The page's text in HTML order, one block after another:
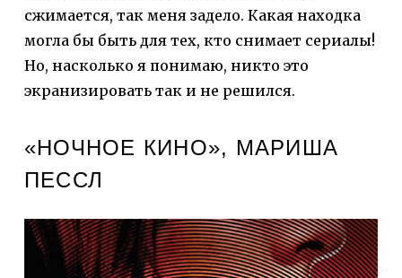
сжимается, так меня задело. Какая находка
могла бы быть для тех, кто снимает сериалы!
Но, насколько я понимаю, никто это
экранизировать так и не решился.
«НОЧНОЕ КИНО», МАРИША
ПЕССЛ